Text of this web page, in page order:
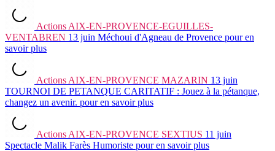
Actions AIX-EN-PROVENCE-EGUILLES-
VENTABREN 13 juin Méchoui d'Agneau de Provence pour en
savoir plus
Actions AIX-EN-PROVENCE MAZARIN 13 juin
TOURNOI DE PETANQUE CARITATIF : Jouez à la pétanque,
changez un avenir. pour en savoir plus
Actions AIX-EN-PROVENCE SEXTIUS 11 juin
Spectacle Malik Farès Humoriste pour en savoir plus